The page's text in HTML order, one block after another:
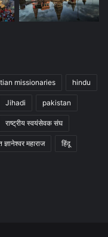
missionaries hindu
Jihadi pakistan
राष्ट्रीय स्वयंसेवक संघ
ज्ञानेश्वर महाराज हिंदू